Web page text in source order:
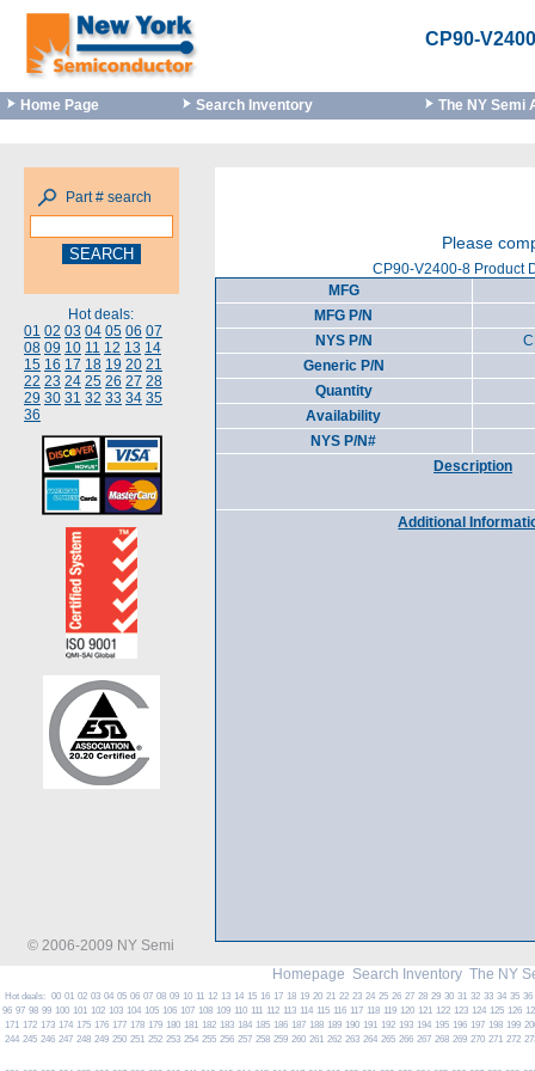
CP90-
Home Page Search Inventory The NY Semi
Part # search
Hot deals:
01 02 03 04 05 06 07
08 09 10 11 12 13 14
15 16 17 18 19 20 21
22 23 24 25 26 27 28
29 30 31 32 33 34 35
36
Please
CP90-V2400-8 Product
MFG
MFG P/N
NYS P/N
Generic P/N
Quantity
Availability
NYS P/N#
Description
Additional
© 2006-2009 NY Semi
Homepage Search Inventory The NY
Hot deals: 00 01 02 03 04 05 06 07 08 09 10 11 12 13 14 15 16 17 18 19 20 21 22 23 24 25 26 27 28 29 30 31 32 33 34 35 36
96 97 98 99 100 101 102 103 104 105 106 107 108 109 110 111 112 113 114 115 116 117 118 119 120 121 122 123 124 125 126
171 172 173 174 175 176 177 178 179 180 181 182 183 184 185 186 187 188 189 190 191 192 193 194 195 196 197 198 199
244 245 246 247 248 249 250 251 252 253 254 255 256 257 258 259 260 261 262 263 264 265 266 267 268 269 270 271 272